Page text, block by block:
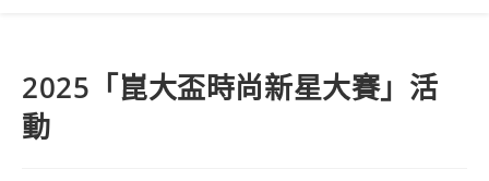
2025「崑大盃時尚新星大賽」活
動